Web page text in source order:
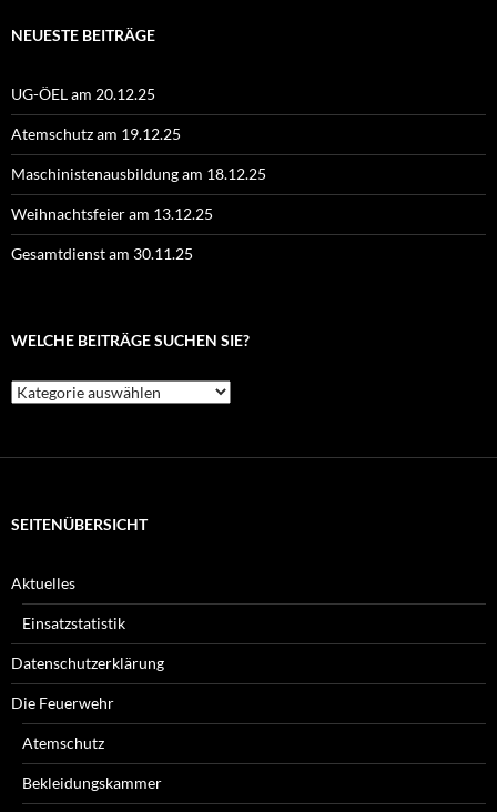
NEUESTE BEITRÄGE
UG-ÖEL am 20.12.25
Atemschutz am 19.12.25
Maschinistenausbildung am 18.12.25
Weihnachtsfeier am 13.12.25
Gesamtdienst am 30.11.25
WELCHE BEITRÄGE SUCHEN SIE?
Welche
Beiträge
SEITENÜBERSICHT
Aktuelles
Einsatzstatistik
Datenschutzerklärung
Die Feuerwehr
Atemschutz
Bekleidungskammer